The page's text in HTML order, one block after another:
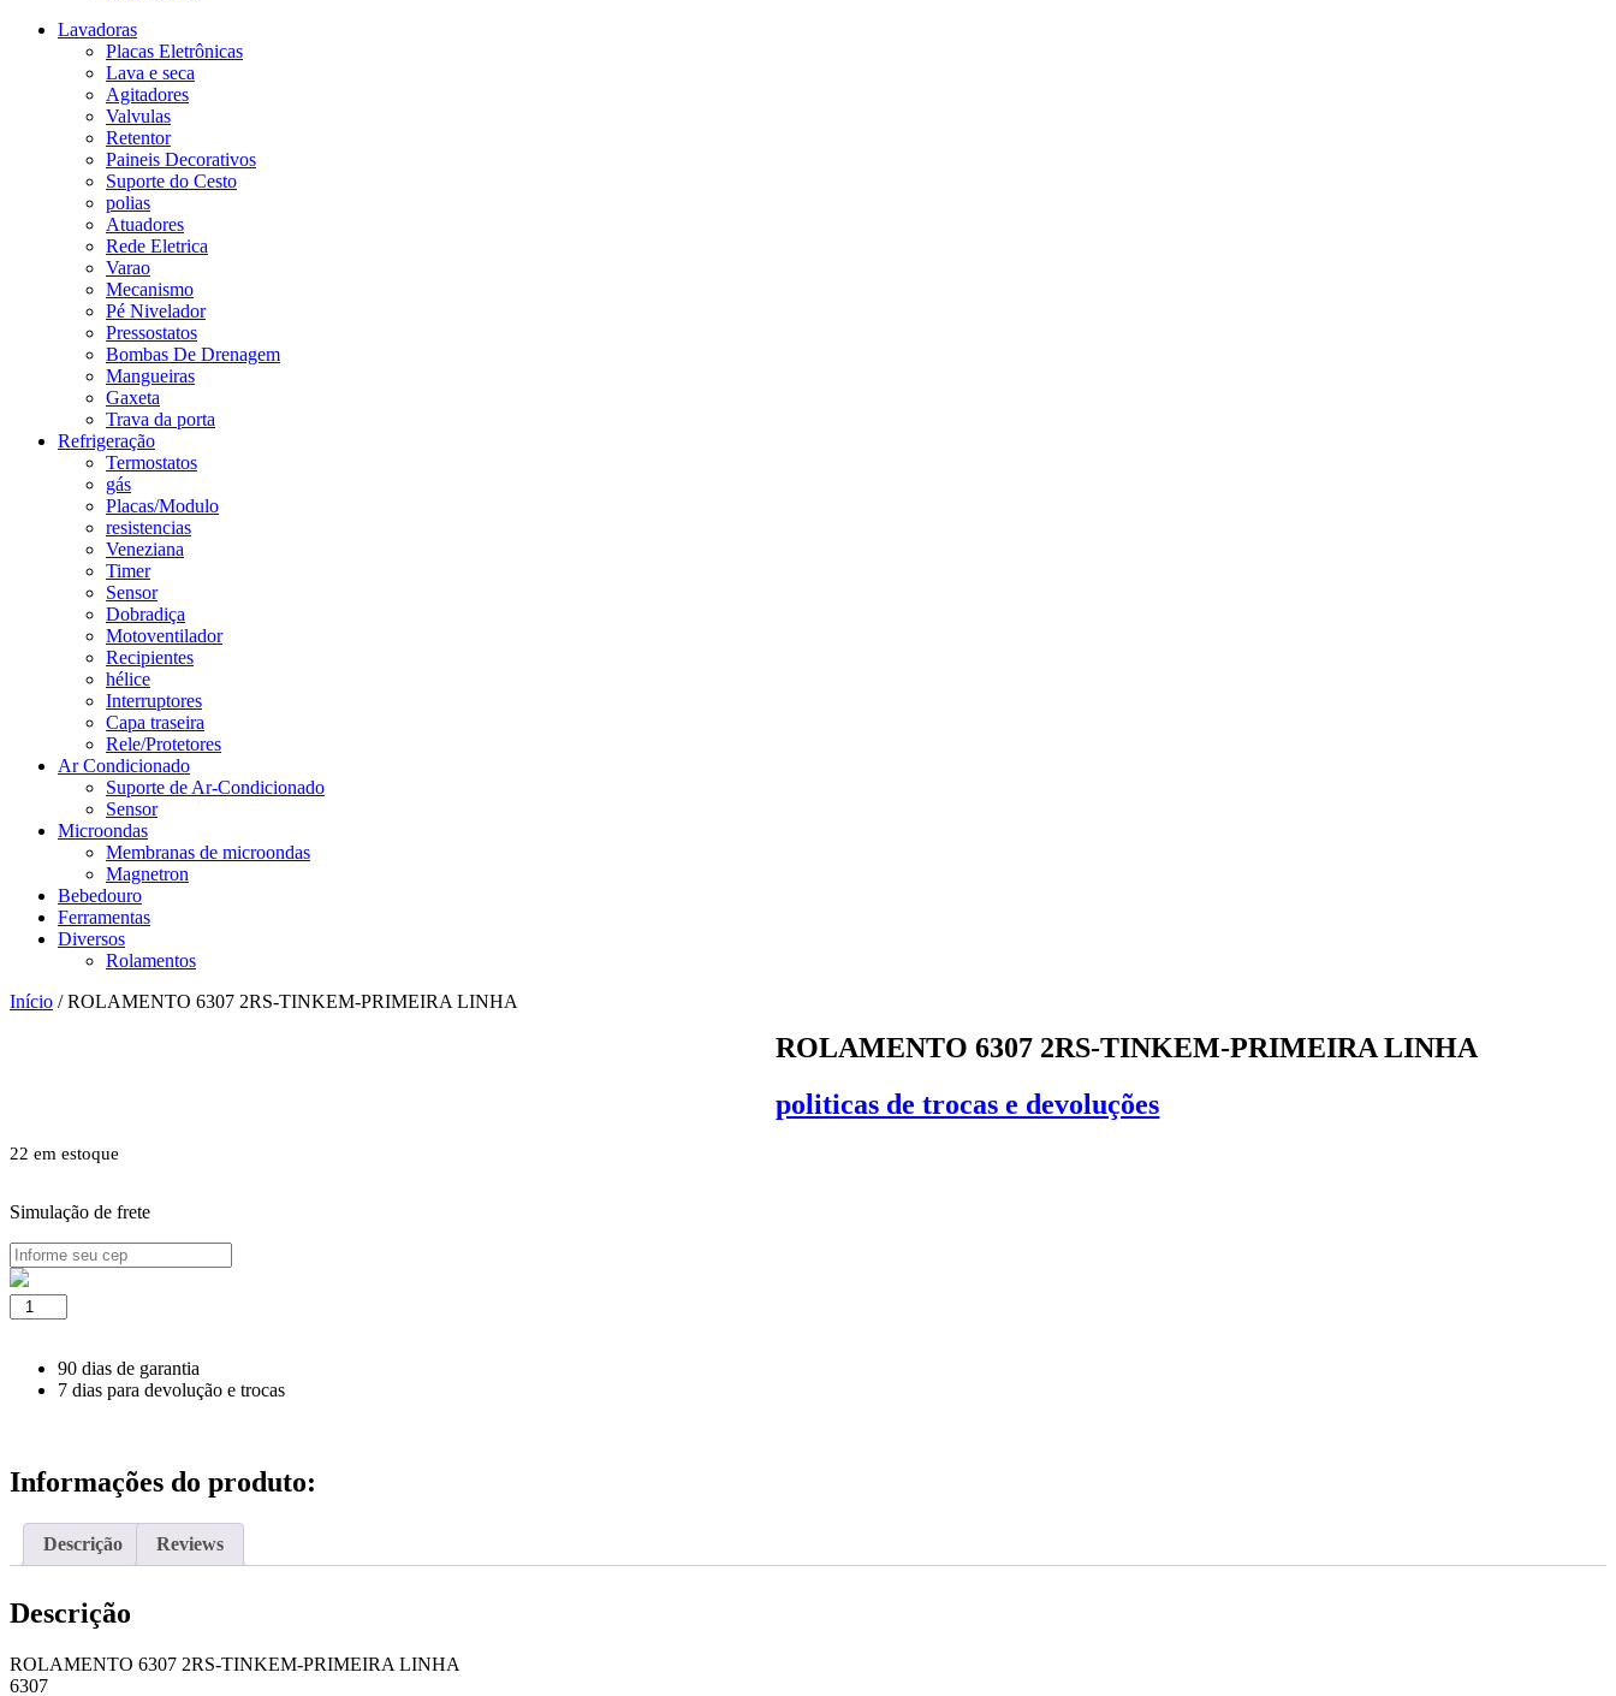
Lavadoras
Placas Eletrônicas
Lava e seca
Agitadores
Valvulas
Retentor
Paineis Decorativos
Suporte do Cesto
polias
Atuadores
Rede Eletrica
Varao
Mecanismo
Pé Nivelador
Pressostatos
Bombas De Drenagem
Mangueiras
Gaxeta
Trava da porta
Refrigeração
Termostatos
gás
Placas/Modulo
resistencias
Veneziana
Timer
Sensor
Dobradiça
Motoventilador
Recipientes
hélice
Interruptores
Capa traseira
Rele/Protetores
Ar Condicionado
Suporte de Ar-Condicionado
Sensor
Microondas
Membranas de microondas
Magnetron
Bebedouro
Ferramentas
Diversos
Rolamentos
Início / ROLAMENTO 6307 2RS-TINKEM-PRIMEIRA LINHA
ROLAMENTO 6307 2RS-TINKEM-PRIMEIRA LINHA
politicas de trocas e devoluções
22 em estoque
Simulação de frete
ROLAMENTO
6307
TINKEM-
PRIMEIRA
90 dias de garantia
7 dias para devolução e trocas
Informações do produto:
Descrição Reviews
Descrição
ROLAMENTO 6307 2RS-TINKEM-PRIMEIRA LINHA
6307